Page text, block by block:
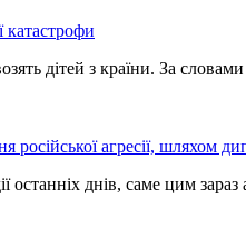
катастрофи
дітей з країни. За
російської агресії, шляхом
днів, саме цим зараз